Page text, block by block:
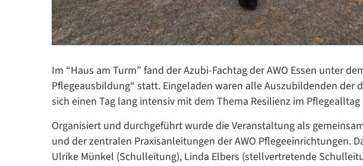
Im “Haus am Turm” fand der Azubi-Fachtag der AWO Essen unter
Pflegeausbildung“ statt. Eingeladen waren alle Auszubildenden der
sich einen Tag lang intensiv mit dem Thema Resilienz im
Organisiert und durchgeführt wurde die Veranstaltung als
und der zentralen Praxisanleitungen der AWO Pflegeeinrichtungen.
Ulrike Münkel (Schulleitung), Linda Elbers (stellvertretende